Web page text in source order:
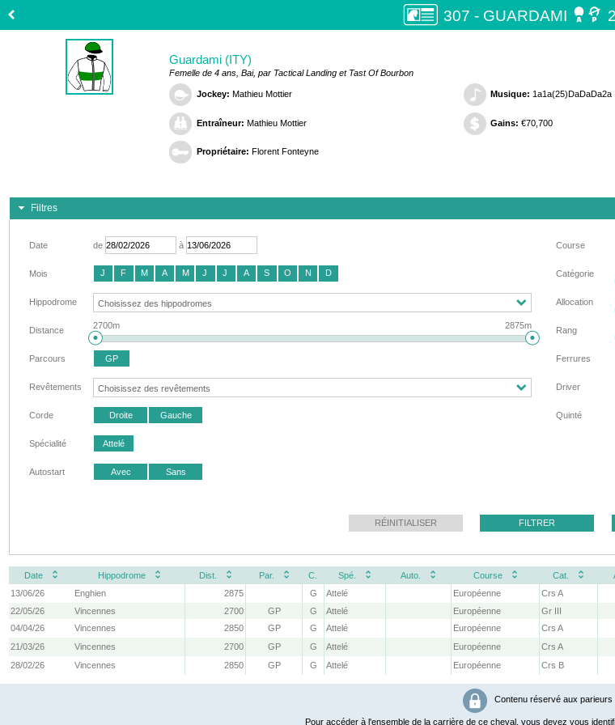
307 - GUARDAMI 
Guardami (ITY)
Femelle de 4 ans, Bai, par Tactical Landing et Tast Of Bourbon
Jockey: Mathieu Mottier
Entraîneur: Mathieu Mottier
Propriétaire: Florent Fonteyne
Musique: 1a1a(25)DaDaDa2a
Gains: €70,700
Filtres
Date de à
Mois J F M A M J J A S O N D
Hippodrome
Distance 2700m 2875m
Parcours GP
Revêtements
Corde Droite Gauche
Spécialité Attelé
Autostart Avec Sans
Course
Catégorie
Allocation
Rang
Ferrures
Driver
Quinté
RÉINITIALISER FILTRER
Date Hippodrome Dist. Par. C. Spé. Auto. Course Cat.
13/06/26
Enghien 2875 G Attelé Européenne Crs A
22/05/26
Vincennes 2700 GP G Attelé Européenne Gr III
04/04/26
Vincennes 2850 GP G Attelé Européenne Crs A
21/03/26
Vincennes 2700 GP G Attelé Européenne Crs A
28/02/26
Vincennes 2850 GP G Attelé Européenne Crs B
Contenu réservé aux parieurs
Pour accéder à l'ensemble de la carrière de ce cheval, vous devez vous